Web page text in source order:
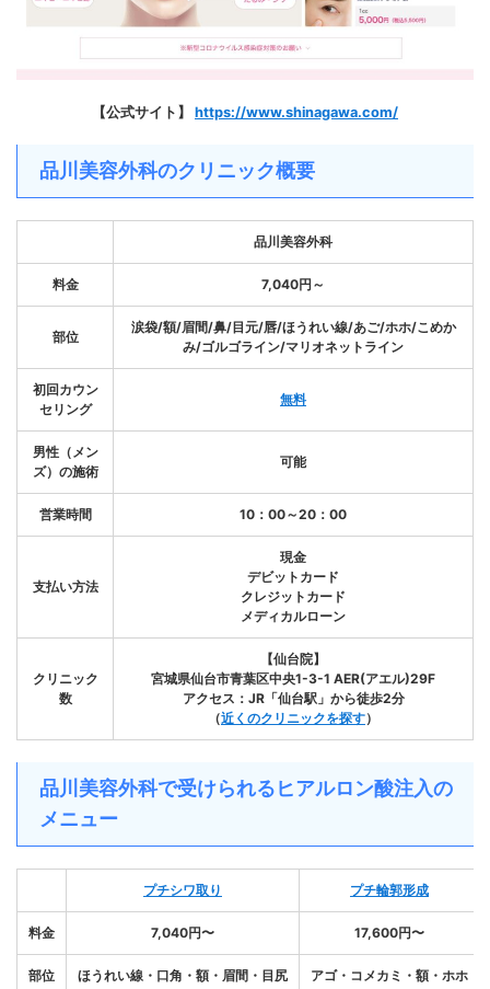
【公式サイト】 https://www.shinagawa.com/
品川美容外科のクリニック概要
品川美容外科
料金 7,040円～
部位
涙袋/額/眉間/鼻/目元/唇/ほうれい線/あご/ホホ/こめか
み/ゴルゴライン/マリオネットライン
初回カウン
セリング
無料
男性（メン
ズ）の施術
可能
営業時間 10：00～20：00
支払い方法
現金
デビットカード
クレジットカード
メディカルローン
クリニック
数
【仙台院】
宮城県仙台市青葉区中央1-3-1 AER(アエル)29F
アクセス：JR「仙台駅」から徒歩2分
（近くのクリニックを探す）
品川美容外科で受けられるヒアルロン酸注入の
メニュー
プチシワ取り プチ輪郭形成
料金 7,040円〜 17,600円〜
部位 ほうれい線・口角・額・眉間・目尻 アゴ・コメカミ・額・ホホ